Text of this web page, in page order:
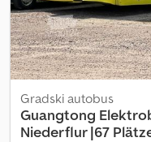
Gradski autobus
Guangtong
Niederflur |67